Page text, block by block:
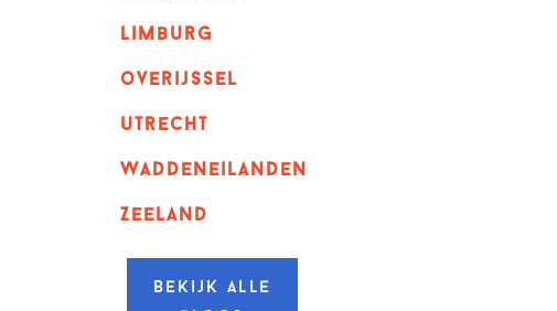
Limburg
overijssel
utrecht
Waddeneilanden
Zeeland
Bekijk alle